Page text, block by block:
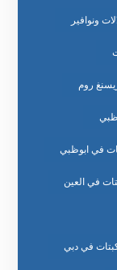
ونوافير
روم
في ابوظبي
في العين
في دبي